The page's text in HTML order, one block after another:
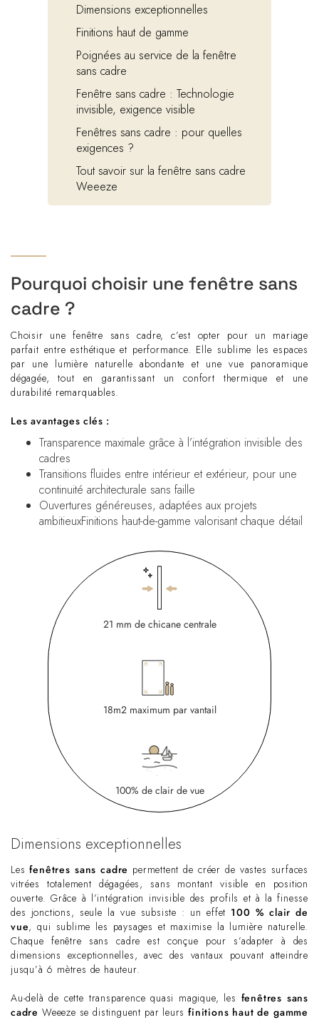
Dimensions exceptionnelles
Finitions haut de gamme
Poignées au service de la fenêtre
sans cadre
Fenêtre sans cadre : Technologie
invisible, exigence visible
Fenêtres sans cadre : pour quelles
exigences ?
Tout savoir sur la fenêtre sans cadre
Weeeze
Pourquoi choisir une fenêtre sans
cadre ?
Choisir une fenêtre sans cadre, c’est opter pour un mariage
parfait entre esthétique et performance. Elle sublime les espaces
par une lumière naturelle abondante et une vue panoramique
dégagée, tout en garantissant un confort thermique et une
durabilité remarquables.
Les avantages clés :
Transparence maximale grâce à l’intégration invisible des
cadres
Transitions fluides entre intérieur et extérieur, pour une
continuité architecturale sans faille
Ouvertures généreuses, adaptées aux projets
ambitieuxFinitions haut-de-gamme valorisant chaque détail
21 mm de chicane centrale
18m2 maximum par vantail
100% de clair de vue
Dimensions exceptionnelles
Lesfenêtres sans cadre permettent de créer de vastes surfaces
vitrées totalement dégagées, sans montant visible en position
ouverte. Grâce à l’intégration invisible des profils et à la finesse
des jonctions, seule la vue subsiste : un effet 100 % clair de
vue, qui sublime les paysages et maximise la lumière naturelle.
Chaque fenêtre sans cadre est conçue pour s’adapter à des
dimensions exceptionnelles, avec des vantaux pouvant atteindre
jusqu’à 6 mètres de hauteur.
Au-delà de cette transparence quasi magique, les fenêtres sans
cadre Weeeze se distinguent par leursfinitions haut de gamme